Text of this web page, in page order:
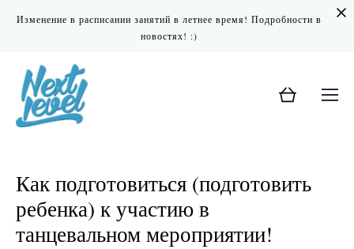
Изменение в расписании занятий в летнее время! Подробности в
новостях! :)
Как подготовиться (подготовить
ребенка) к участию в
танцевальном мероприятии!